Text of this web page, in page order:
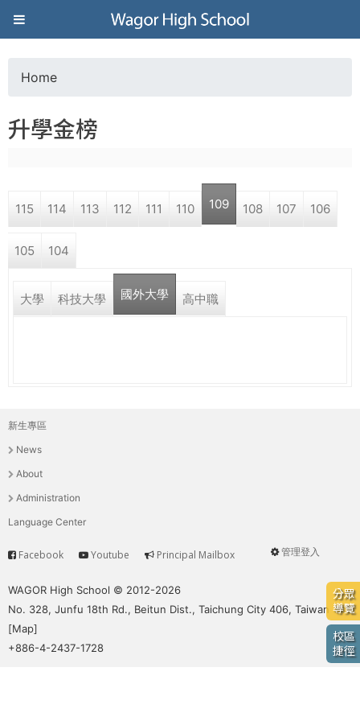
Jump to navigation
葳
格
高
學
培
養
具
國
移
動
的
世
界
公
o
a
r
e
r
e
Home
升學金榜
115 114 113 112 111 110 109 108 107 106
105 104
大學 科技大學 國外大學 高中職
分眾
導覽
校區
捷徑
主
選
單
新生專區
News
About
Administration
Language Center
User
管理登入
Service
Facebook Youtube Principal Mailbox
WAGOR High School © 2012-2026
No. 328, Junfu 18th Rd., Beitun Dist., Taichung City 406, Taiwan
[Map]
+886-4-2437-1728